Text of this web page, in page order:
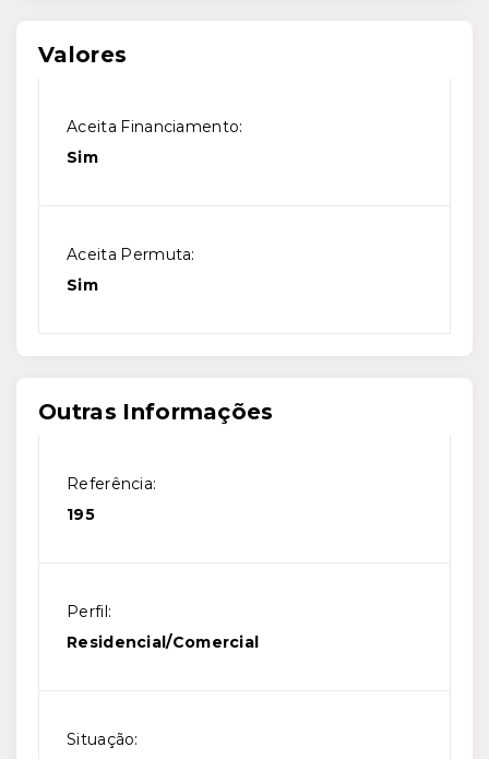
Valores
Aceita Financiamento:
Sim
Aceita Permuta:
Sim
Outras Informações
Referência:
195
Perfil:
Residencial/Comercial
Situação: